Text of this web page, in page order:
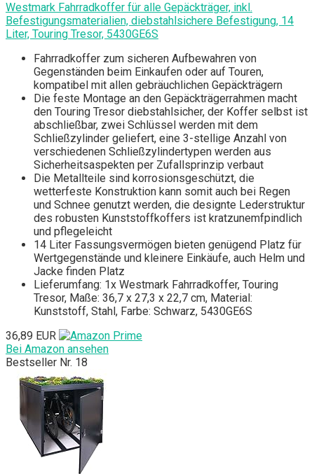
Westmark Fahrradkoffer für alle Gepäckträger, inkl.
Befestigungsmaterialien, diebstahlsichere Befestigung, 14
Liter, Touring Tresor, 5430GE6S
Fahrradkoffer zum sicheren Aufbewahren von
Gegenständen beim Einkaufen oder auf Touren,
kompatibel mit allen gebräuchlichen Gepäckträgern
Die feste Montage an den Gepäckträgerrahmen macht
den Touring Tresor diebstahlsicher, der Koffer selbst ist
abschließbar, zwei Schlüssel werden mit dem
Schließzylinder geliefert, eine 3-stellige Anzahl von
verschiedenen Schließzylindertypen werden aus
Sicherheitsaspekten per Zufallsprinzip verbaut
Die Metallteile sind korrosionsgeschützt, die
wetterfeste Konstruktion kann somit auch bei Regen
und Schnee genutzt werden, die designte Lederstruktur
des robusten Kunststoffkoffers ist kratzunemfpindlich
und pflegeleicht
14 Liter Fassungsvermögen bieten genügend Platz für
Wertgegenstände und kleinere Einkäufe, auch Helm und
Jacke finden Platz
Lieferumfang: 1x Westmark Fahrradkoffer, Touring
Tresor, Maße: 36,7 x 27,3 x 22,7 cm, Material:
Kunststoff, Stahl, Farbe: Schwarz, 5430GE6S
36,89 EUR
Bei Amazon ansehen
Bestseller Nr. 18